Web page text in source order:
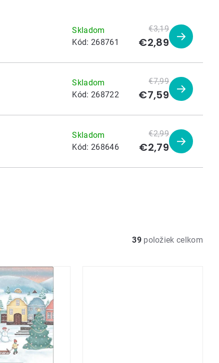
Skladom
Kód:268761
€3,19
€2,89
Zobraziť
Skladom
Kód:268722
€7,99
€7,59
Zobraziť
Skladom
Kód:268646
€2,99
€2,79
Zobraziť
39položiek celkom